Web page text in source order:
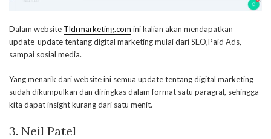
Dalam website Tldrmarketing.com ini kalian akan mendapatkan
update-update tentang digital marketing mulai dari SEO,Paid Ads,
sampai sosial media.
Yang menarik dari website ini semua update tentang digital marketing
sudah dikumpulkan dan diringkas dalam format satu paragraf, sehingga
kita dapat insight kurang dari satu menit.
3. Neil Patel